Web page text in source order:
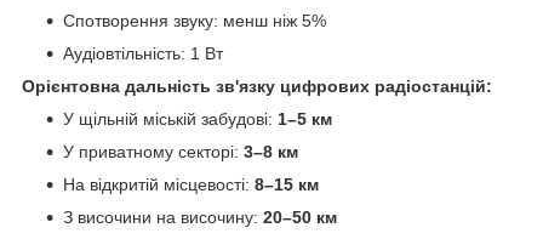
Спотворення звуку: менш ніж 5%
Аудіовтільність: 1 Вт
Орієнтовна дальність зв'язку цифрових радіостанцій:
У щільній міській забудові: 1–5 км
У приватному секторі: 3–8 км
На відкритій місцевості: 8–15 км
З височини на височину: 20–50 км